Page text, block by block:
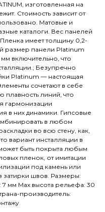
изготовленная на
Стоимость зависит от
Матовые и
каталоги. Вес панелей
имеет толщину 0,2-
размер панели Platinum
включительно, что
Безупречно
Platinum — настоящая
сочетают в себе
плавность линий, что
гармонизации
в них динамики. Гипсовые
в любом
во всю стену, как,
вариант инсталляции в
быть покрыта любым
пленок, от имитации
под камень или
затирки швов. Размеры:
7 мм Max высота рельефа: 30
производитель: